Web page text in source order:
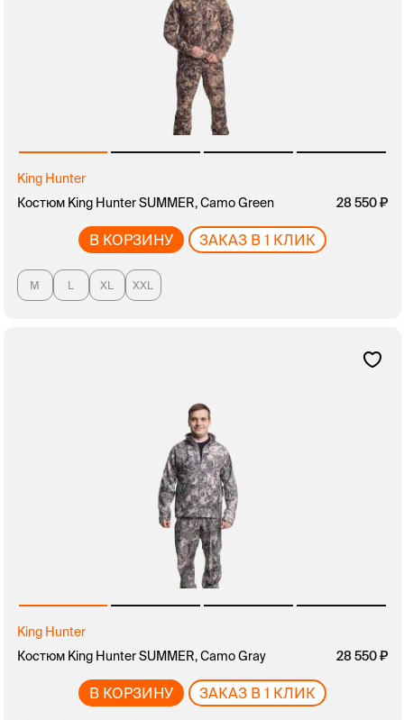
King Hunter
Костюм King Hunter SUMMER, Camo Green
28 550
В КОРЗИНУ ЗАКАЗ В 1 КЛИК
M L XL XXL
King Hunter
Костюм King Hunter SUMMER, Camo Gray
28 550
В КОРЗИНУ ЗАКАЗ В 1 КЛИК